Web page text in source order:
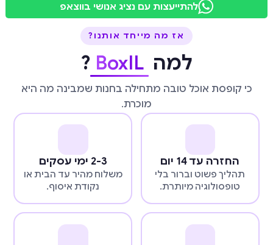
להתייעצות עם נציג אנושי בווצאפ
אז מה מייחד אותנו?
למה BoxIL
?
כי קופסת אוכל טובה מתחילה בחנות שמבינה מה היא
מוכרת.
החזרה עד 14 יום
תהליך פשוט וברור בלי
טופסולוגיה מיותרת.
2-3 ימי עסקים
משלוח מהיר עד הבית או
נקודת איסוף.